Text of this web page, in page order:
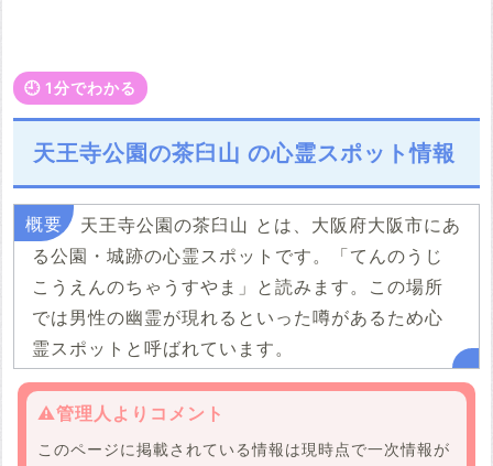
🕘️ 1分でわかる
天王寺公園の茶臼山 の心霊スポット情報
天王寺公園の茶臼山 とは、大阪府大阪市にあ
る公園・城跡の心霊スポットです。「てんのうじ
こうえんのちゃうすやま」と読みます。この場所
では男性の幽霊が現れるといった噂があるため心
霊スポットと呼ばれています。
⚠️管理人よりコメント
このページに掲載されている情報は現時点で一次情報が